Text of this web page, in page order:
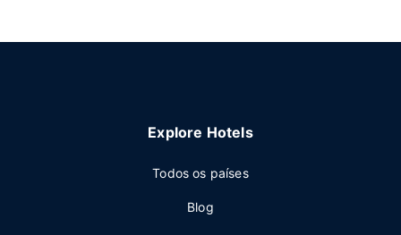
Explore Hotels
Todos os países
Blog